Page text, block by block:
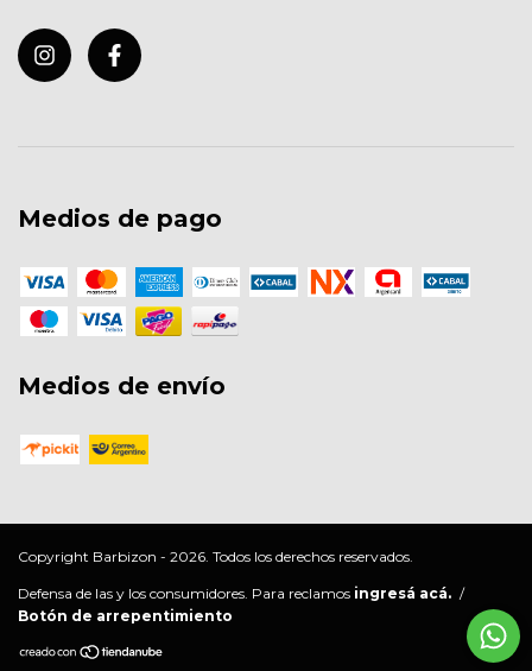
Medios de pago
Medios de envío
Copyright Barbizon - 2026. Todos los derechos reservados.
Defensa de las y los consumidores. Para reclamos ingresá acá. /
Botón de arrepentimiento